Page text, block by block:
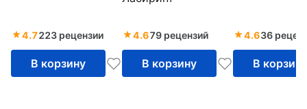
4.7223 рецензии
В корзину
4.679 рецензий
В корзину
4.636
В корзину